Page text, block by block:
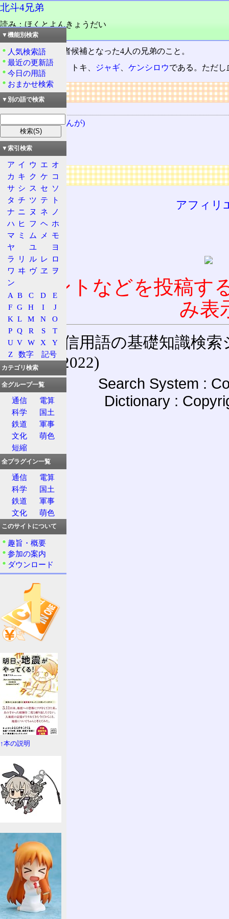
北斗4兄弟
読み：ほくとよんきょうだい
品詞：名詞
北斗神拳の伝承者候補となった4人の兄弟のこと。
長兄からラオウ、トキ、
ジャギ 、ケンシロウである。ただ
リンク
関連する用語
北斗の拳 (まんが)
ケンシロウ
ジャギ
広告
アフィリ
コメントなどを投稿す
み表
通信用語の基礎知識検索
(27-May-2022)
Search System :
Dictionary :
▼機能別検索
人気検索語
最近の更新語
今日の用語
おまかせ検索
▼別の語で検索
▼索引検索
ア イ ウ エ オ
カ キ ク ケ コ
サ シ ス セ ソ
タ チ ツ テ
ト
ナ ニ ヌ ネ
ノ
ハ ヒ フ ヘ ホ
マ ミ ム メ
モ
ヤ
ユ
ヨ
ラ
リ ル レ ロ
ワ ヰ ヴ ヱ
ヲ
ン
A B C D
E
F G H I
J
K L M N
O
P Q R S
T
U V W X
Y
Z
数字 記号
カテゴリ検索
全グループ一覧
通信
電算
科学
国土
鉄道
軍事
文化
萌色
短縮
全プラグイン一覧
通信
電算
科学
国土
鉄道
軍事
文化
萌色
このサイトについて
趣旨・概要
参加の案内
ダウンロード
↑本の説明